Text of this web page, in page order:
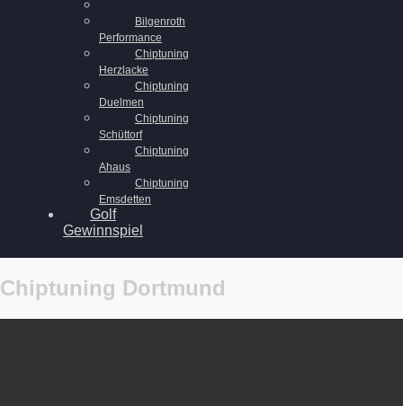
Bilgenroth
Performance
Chiptuning
Herzlacke
Chiptuning
Duelmen
Chiptuning
Schüttorf
Chiptuning
Ahaus
Chiptuning
Emsdetten
Golf
Gewinnspiel
Chiptuning Dortmund